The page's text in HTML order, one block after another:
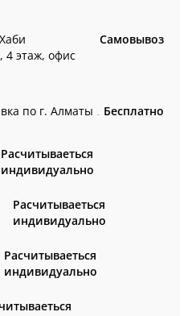
4 этаж, офис
Самовывоз
по г. Алматы Бесплатно
Расчитываеться
индивидуально
Расчитываеться
индивидуально
Расчитываеться
индивидуально